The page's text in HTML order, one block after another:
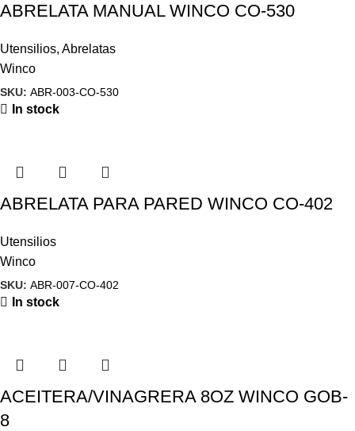
ABRELATA MANUAL WINCO CO-530
Utensilios, Abrelatas
Winco
SKU: ABR-003-CO-530
In stock
ABRELATA PARA PARED WINCO CO-402
Utensilios
Winco
SKU: ABR-007-CO-402
In stock
ACEITERA/VINAGRERA 8OZ WINCO GOB-
8